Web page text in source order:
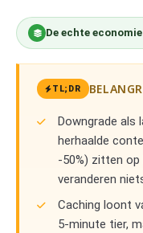
De echte
TL;DR
Downgrade als
herhaalde
-50%) zitten
veranderen
Caching loont
5-minute tier,